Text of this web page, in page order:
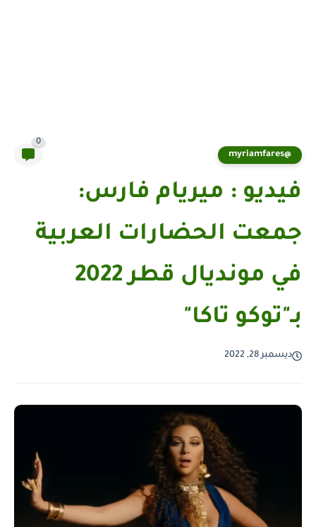
@myriamfares
0
فيديو : ميريام فارس:
جمعت الحضارات العربية
في مونديال قطر 2022
بـ"توكو تاكا"
ديسمبر 28, 2022